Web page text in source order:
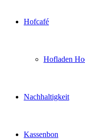
Hofcafé
Hofladen
Nachhaltigkeit
Kassenbon